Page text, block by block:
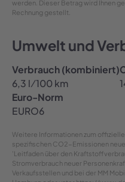
werden. Dieser Betrag wird Ihnen
Rechnung gestellt.
Umwelt und
Verbrauch (kombiniert)
6,3 l ⁄ 100 km
Euro-Norm
EURO6
Weitere Informationen zum
spezifischen CO2-Emissionen
'Leitfaden über den
Stromverbrauch neuer
Verkaufsstellen und bei der MM